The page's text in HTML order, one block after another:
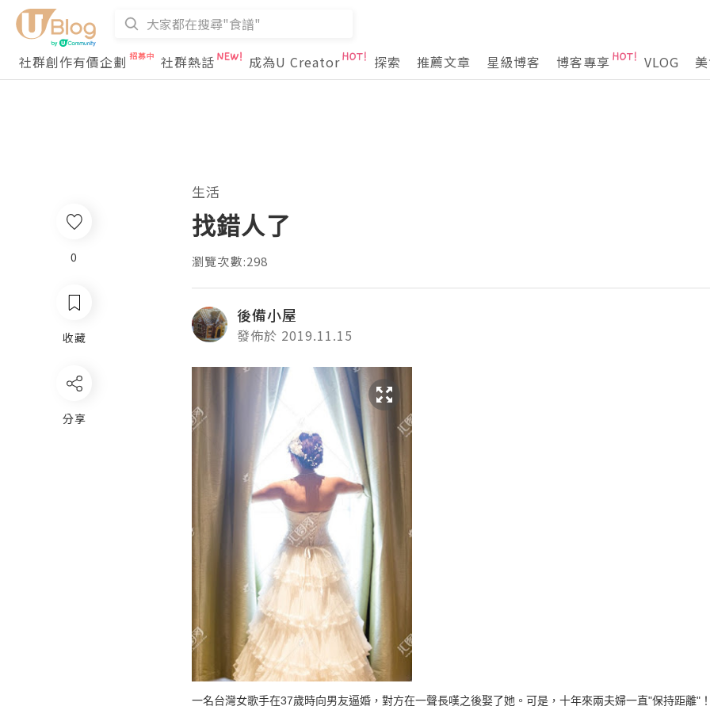
社群創作有價企劃
社群熱話 成為U Creator 探索 推薦文章 星級博客 博客專享 VLOG
生活
找錯人了
瀏覽次數:298
後備小屋
發佈於 2019.11.15
一名台灣女歌手在37歲時向男友逼婚，對方在一聲長嘆之後娶了她。可是，十年來兩夫婦一直"保持距離"
0
收藏
分享